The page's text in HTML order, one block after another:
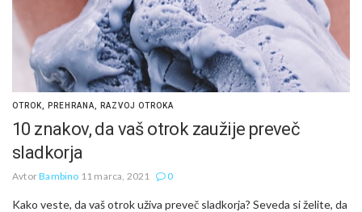
OTROK PREHRANA RAZVOJ OTROKA
10 znakov, da vaš otrok zaužije preveč
sladkorja
AvtorBambino 11 marca, 2021 0
Kako veste, da vaš otrok uživa preveč sladkorja? Seveda si želite, da